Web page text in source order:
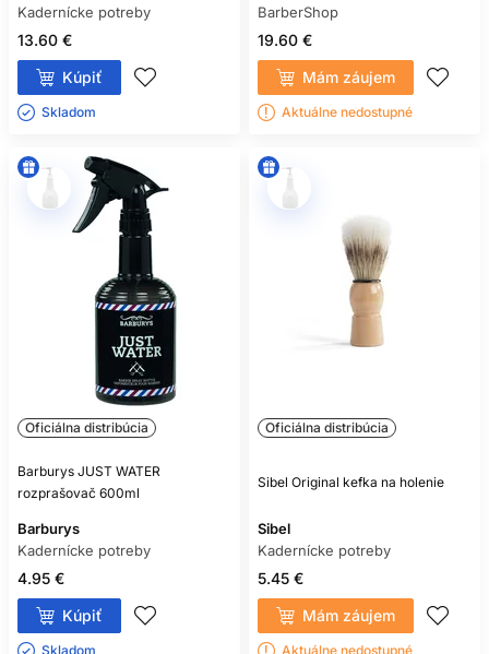
Kadernícke potreby
13.60 €
Kúpiť
Skladom ㅤ
BarberShop
19.60 €
Mám záujem
Aktuálne nedostupné
Oficiálna distribúcia
Barburys JUST WATER
rozprašovač 600ml
Barburys
Kadernícke potreby
4.95 €
Kúpiť
Skladom ㅤ
Oficiálna distribúcia
Sibel Original kefka na holenie
Sibel
Kadernícke potreby
5.45 €
Mám záujem
Aktuálne nedostupné